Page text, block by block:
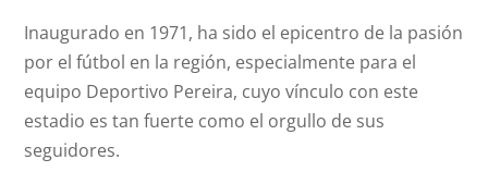
Inaugurado en 1971, ha sido el epicentro de la pasión
por el fútbol en la región, especialmente para el
equipo Deportivo Pereira, cuyo vínculo con este
estadio es tan fuerte como el orgullo de sus
seguidores.